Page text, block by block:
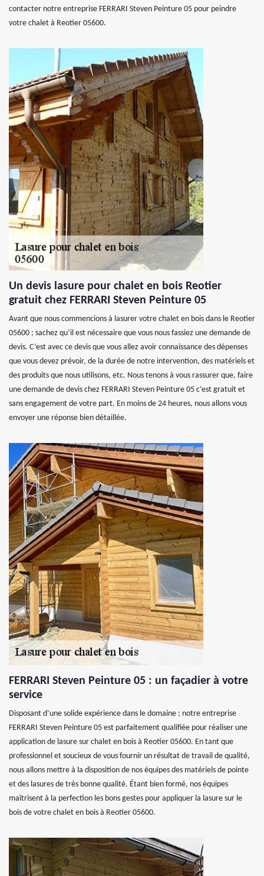
contacter notre entreprise FERRARI Steven Peinture 05 pour peindre
votre chalet à Reotier 05600.
Un devis lasure pour chalet en bois Reotier
gratuit chez FERRARI Steven Peinture 05
Avant que nous commencions à lasurer votre chalet en bois dans le Reotier
05600 ; sachez qu’il est nécessaire que vous nous fassiez une demande de
devis. C’est avec ce devis que vous allez avoir connaissance des dépenses
que vous devez prévoir, de la durée de notre intervention, des matériels et
des produits que nous utilisons, etc. Nous tenons à vous rassurer que, faire
une demande de devis chez FERRARI Steven Peinture 05 c’est gratuit et
sans engagement de votre part. En moins de 24 heures, nous allons vous
envoyer une réponse bien détaillée.
FERRARI Steven Peinture 05 : un façadier à votre
service
Disposant d’une solide expérience dans le domaine ; notre entreprise
FERRARI Steven Peinture 05 est parfaitement qualifiée pour réaliser une
application de lasure sur chalet en bois à Reotier 05600. En tant que
professionnel et soucieux de vous fournir un résultat de travail de qualité,
nous allons mettre à la disposition de nos équipes des matériels de pointe
et des lasures de très bonne qualité. Étant bien formé, nos équipes
maîtrisent à la perfection les bons gestes pour appliquer la lasure sur le
bois de votre chalet en bois à Reotier 05600.